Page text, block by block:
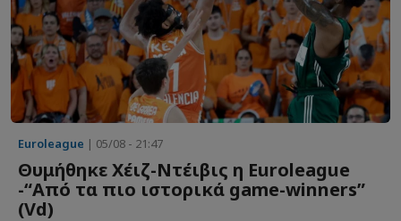
Euroleague | 05/08 - 21:47
Θυμήθηκε Χέιζ-Ντέιβις η Euroleague
-“Από τα πιο ιστορικά game-winners”
(Vd)